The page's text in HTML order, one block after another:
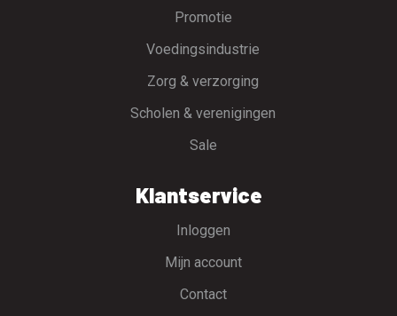
Promotie
Voedingsindustrie
Zorg & verzorging
Scholen & verenigingen
Sale
Klantservice
Inloggen
Mijn account
Contact